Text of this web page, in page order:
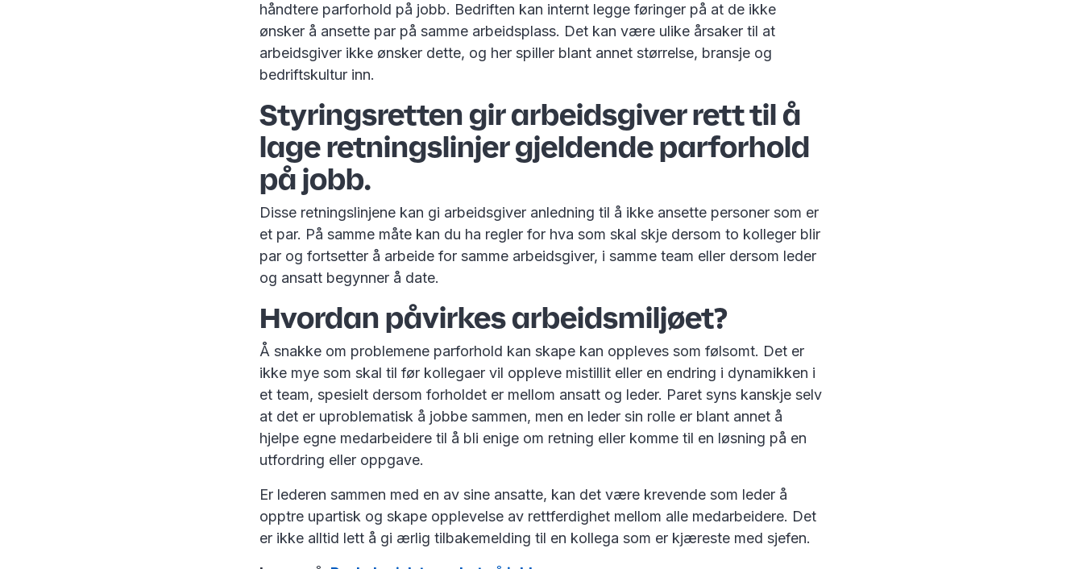
håndtere parforhold på jobb. Bedriften kan internt legge føringer på at de ikke
ønsker å ansette par på samme arbeidsplass. Det kan være ulike årsaker til at
arbeidsgiver ikke ønsker dette, og her spiller blant annet størrelse, bransje og
bedriftskultur inn.
Styringsretten gir arbeidsgiver rett til å
lage retningslinjer gjeldende parforhold
på jobb.
Disse retningslinjene kan gi arbeidsgiver anledning til å ikke ansette personer som er
et par. På samme måte kan du ha regler for hva som skal skje dersom to kolleger blir
par og fortsetter å arbeide for samme arbeidsgiver, i samme team eller dersom leder
og ansatt begynner å date.
Hvordan påvirkes arbeidsmiljøet?
Å snakke om problemene parforhold kan skape kan oppleves som følsomt. Det er
ikke mye som skal til før kollegaer vil oppleve mistillit eller en endring i dynamikken i
et team, spesielt dersom forholdet er mellom ansatt og leder. Paret syns kanskje selv
at det er uproblematisk å jobbe sammen, men en leder sin rolle er blant annet å
hjelpe egne medarbeidere til å bli enige om retning eller komme til en løsning på en
utfordring eller oppgave.
Er lederen sammen med en av sine ansatte, kan det være krevende som leder å
opptre upartisk og skape opplevelse av rettferdighet mellom alle medarbeidere. Det
er ikke alltid lett å gi ærlig tilbakemelding til en kollega som er kjæreste med sjefen.